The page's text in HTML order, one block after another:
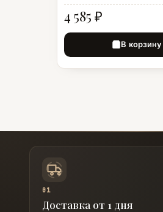
4 585 ₽
В корзину
01
Доставка от 1 дня